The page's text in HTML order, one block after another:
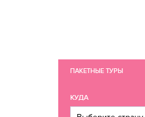
ПАКЕТНЫЕ ТУРЫ
КУДА